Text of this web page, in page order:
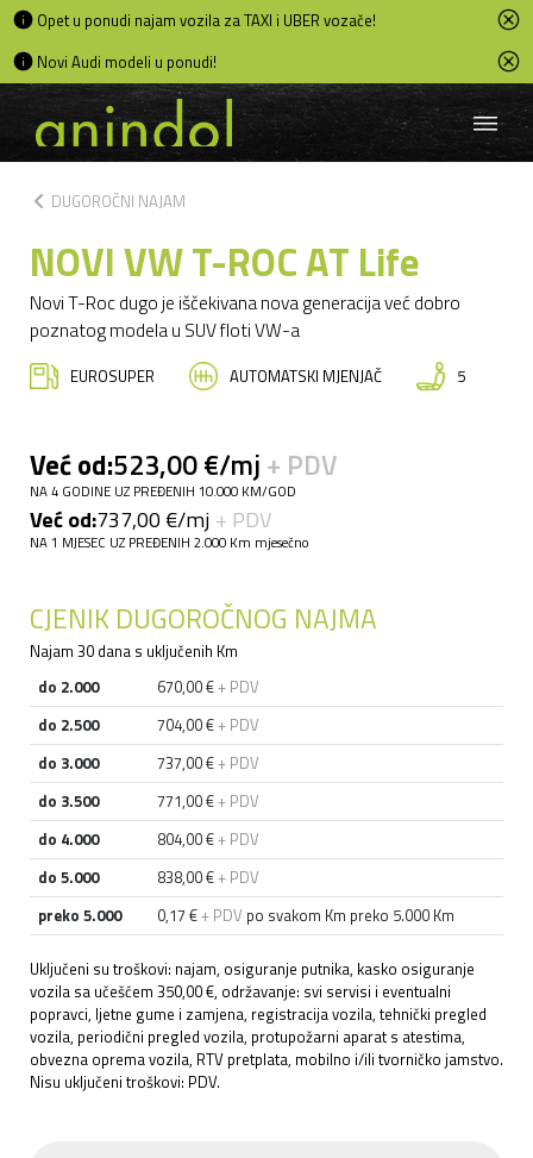
Opet u ponudi najam vozila za TAXI i UBER vozače!
Novi Audi modeli u ponudi!
chevron_left DUGOROČNI NAJAM
NOVI VW T-ROC AT Life
Novi T-Roc dugo je iščekivana nova generacija već dobro
poznatog modela u SUV floti VW-a
EUROSUPER AUTOMATSKI MJENJAČ 5
Već od:523,00 €/mj + PDV
NA 4 GODINE UZ PREĐENIH 10.000 KM/GOD
Već od:737,00 €/mj + PDV
NA 1 MJESEC UZ PREĐENIH 2.000 Km mjesečno
CJENIK DUGOROČNOG NAJMA
Najam 30 dana s uključenih Km
do 2.000
670,00 €+ PDV
do 2.500
704,00 €+ PDV
do 3.000
737,00 €+ PDV
do 3.500
771,00 €+ PDV
do 4.000
804,00 €+ PDV
do 5.000
838,00 €+ PDV
preko 5.000
0,17 €+ PDV po svakom Km preko 5.000 Km
Uključeni su troškovi: najam, osiguranje putnika, kasko osiguranje
vozila sa učešćem 350,00 €, održavanje: svi servisi i eventualni
popravci, ljetne gume i zamjena, registracija vozila, tehnički pregled
vozila, periodični pregled vozila, protupožarni aparat s atestima,
obvezna oprema vozila, RTV pretplata, mobilno i/ili tvorničko jamstvo.
Nisu uključeni troškovi: PDV.